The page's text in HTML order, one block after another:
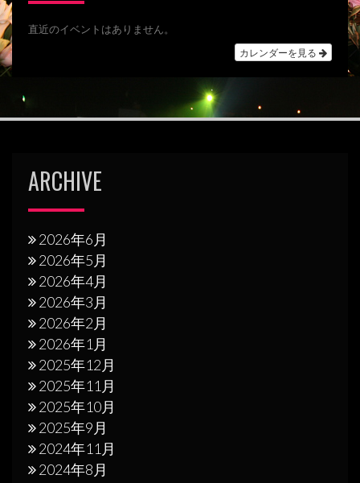
ョ
直近のイベントはありません。
カレンダーを見る
ARCHIVE
2026年6月
2026年5月
2026年4月
2026年3月
2026年2月
2026年1月
2025年12月
2025年11月
2025年10月
2025年9月
2024年11月
2024年8月